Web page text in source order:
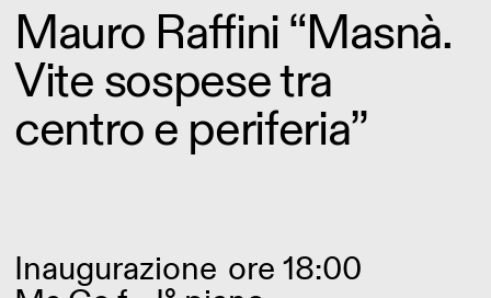
Mauro Raffini “Masnà.
Vite sospese tra
centro e periferia”
Inaugurazione ore 18:00